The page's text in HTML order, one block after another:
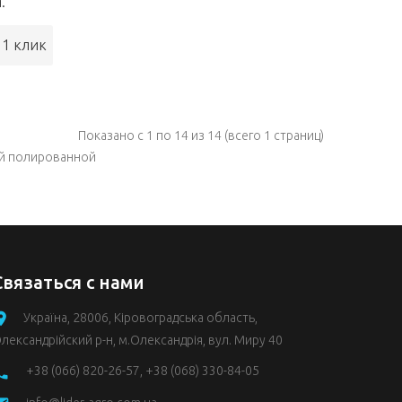
клик
Показано с 1 по 14 из 14 (всего 1 страниц)
полированной
с нами
Україна, 28006, Кіровоградська область,
р-н, м.Олександрія, вул. Миру 40
+38 (066) 820-26-57, +38 (068) 330-84-05